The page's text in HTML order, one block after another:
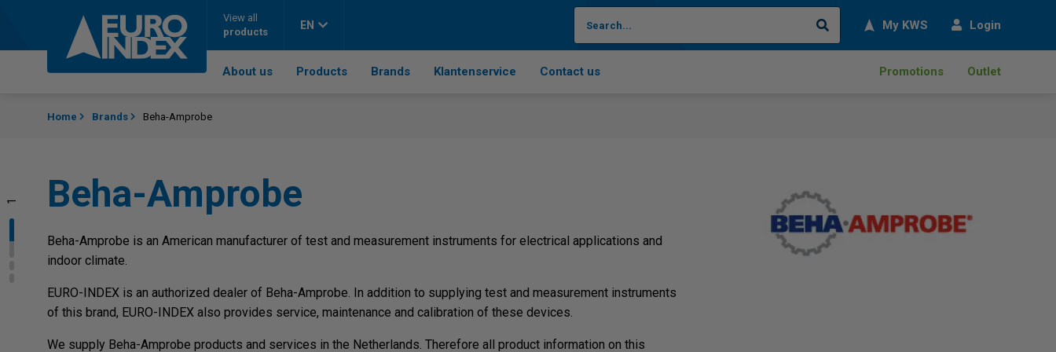
View all
products
EN Search My KWS Login
About us Products Brands Klantenservice Contact us Promotions Outlet
1 3
Home Brands Beha-Amprobe
Beha-Amprobe
Beha-Amprobe is an American manufacturer of test and measurement instruments for electrical applications and
indoor climate.
EURO-INDEX is an authorized dealer of Beha-Amprobe. In addition to supplying test and measurement instruments
of this brand, EURO-INDEX also provides service, maintenance and calibration of these devices.
We supply Beha-Amprobe products and services in the Netherlands. Therefore all product information on this